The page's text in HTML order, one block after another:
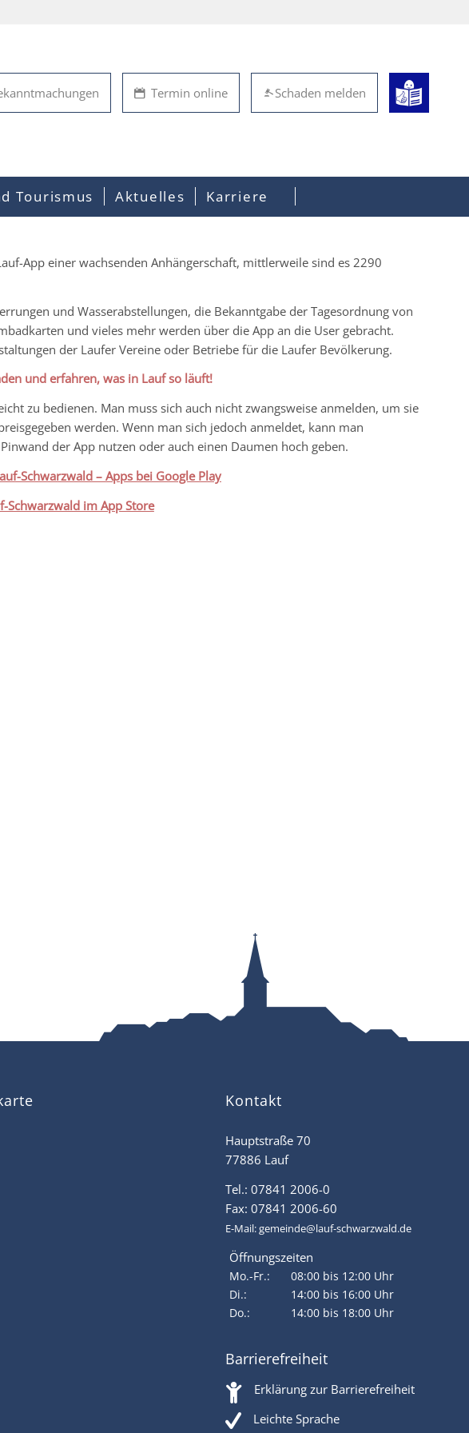
Schaden melden
Termin online
Tourismus Aktuelles Karriere
App einer wachsenden Anhängerschaft, mittlerweile sind es 2290
und Wasserabstellungen, die Bekanntgabe der Tagesordnung von
und vieles mehr werden über die App an die User gebracht.
der Laufer Vereine oder Betriebe für die Laufer Bevölkerung.
und erfahren, was in Lauf so läuft!
zu bedienen. Man muss sich auch nicht zwangsweise anmelden, um sie
werden. Wenn man sich jedoch anmeldet, kann man
der App nutzen oder auch einen Daumen hoch geben.
Schwarzwald – Apps bei Google Play
Schwarzwald im App Store
Kontakt
Hauptstraße 70
77886 Lauf
Tel.: 07841 2006-0
Fax: 07841 2006-60
E-Mail:gemeinde@lauf-schwarzwald.de
Öffnungszeiten
Mo.-Fr.:
08:00 bis 12:00 Uhr
Di.:
14:00 bis 16:00 Uhr
Do.:
14:00 bis 18:00 Uhr
Barrierefreiheit
Erklärung zur Barrierefreiheit
Leichte Sprache